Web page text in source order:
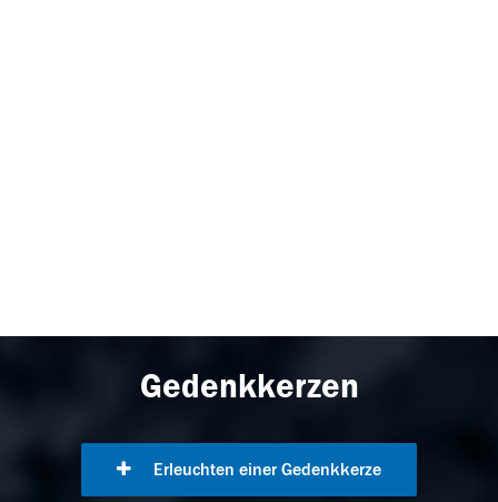
Gedenkkerzen
Erleuchten einer Gedenkkerze